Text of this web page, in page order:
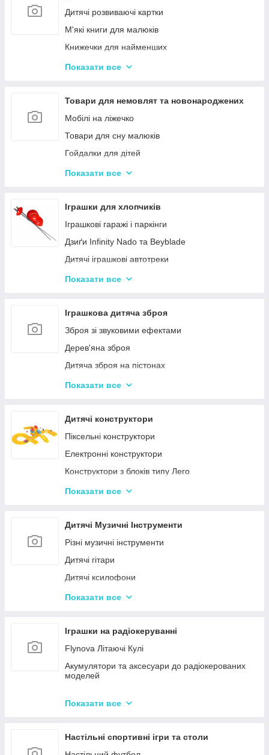
Дитяче кермо
Іграшка Неваляшка
Каталки з ручкою і на мотузочці
Розвиваючі килимки
Магнітна риболовля для дітей
Стрибуни для дітей
Дитячі розвиваючі картки
М'які книги для малюків
Книжечки для найменших
Книги з наклейками
Книги для дітей початкових класів
Книги для підлітків
Енциклопедії для дітей
Показати все
Товари для немовлят та новонароджених
Мобілі на ліжечко
Товари для сну малюків
Гойдалки для дітей
Дитячі горщики
Розвиваючі килимки для немовлят
Нічні світильники для немовлят
Дитячий посуд
Дитяча гігієна та догляд
Дитяча безпека
Показати все
Іграшки для хлопчиків
Іграшкові гаражі і паркінги
Дзиґи Infinity Nado та Beyblade
Дитячі іграшкові автотреки
Іграшкова залізниця та потяги
Дитячий іграшковий інструмент
Іграшкові роботи-трансформери
Ігрові рольові набори для хлопчиків
Показати все
Іграшкова дитяча зброя
Зброя зі звуковими ефектами
Дерев'яна зброя
Дитяча зброя на пістонах
Дитячі водяні пістолети, автомати
Дитячі іграшкові луки, стріли, арбалети
Іграшкові пістолети
Дитячі пістолети, гвинтівки з м'якими кулями
Показати все
Дитячі конструктори
Піксельні конструктори
Електронні конструктори
Конструктори з блоків типу Лего
Конструктор для малюків з великими деталями
Тривимірні пазли-конструктори
Металеві конструктори
Показати все
Дитячі Музичні Інструменти
Різні музичні інструменти
Дитячі гітари
Дитячі ксилофони
Дитячі Синтезатори та Піаніно
Показати все
Іграшки на радіокеруванні
Flynova Літаючі Кулі
Акумулятори та аксесуари до радіокерованих
моделей
Показати все
Настільні спортивні ігри та столи